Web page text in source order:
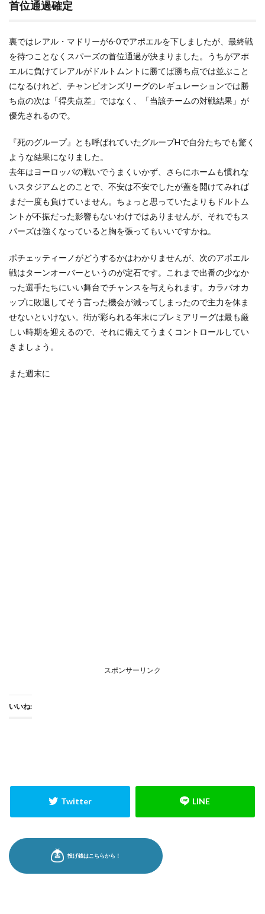
首位通過確定
裏ではレアル・マドリーが6-0でアポエルを下しましたが、最終戦
を待つことなくスパーズの首位通過が決まりました。うちがアポ
エルに負けてレアルがドルトムントに勝てば勝ち点では並ぶこと
になるけれど、チャンピオンズリーグのレギュレーションでは勝
ち点の次は「得失点差」ではなく、「当該チームの対戦結果」が
優先されるので。
『死のグループ』とも呼ばれていたグループHで自分たちでも驚く
ような結果になりました。
去年はヨーロッパの戦いでうまくいかず、さらにホームも慣れな
いスタジアムとのことで、不安は不安でしたが蓋を開けてみれば
まだ一度も負けていません。ちょっと思っていたよりもドルトム
ントが不振だった影響もないわけではありませんが、それでもス
パーズは強くなっていると胸を張ってもいいですかね。
ポチェッティーノがどうするかはわかりませんが、次のアポエル
戦はターンオーバーというのが定石です。これまで出番の少なか
った選手たちにいい舞台でチャンスを与えられます。カラバオカ
ップに敗退してそう言った機会が減ってしまったので主力を休ま
せないといけない。街が彩られる年末にプレミアリーグは最も厳
しい時期を迎えるので、それに備えてうまくコントロールしてい
きましょう。
また週末に
スポンサーリンク
いいね: